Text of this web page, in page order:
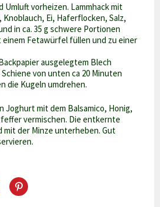
Umluft vorheizen. Lammhack mit
Ei, Haferflocken, Salz,
in ca. 35 g schwere Portionen
Fetawürfel füllen und zu einer
ausgelegtem Blech
von unten ca 20 Minuten
die Kugeln umdrehen.
Joghurt mit dem Balsamico, Honig,
vermischen. Die entkernte
mit der Minze unterheben. Gut